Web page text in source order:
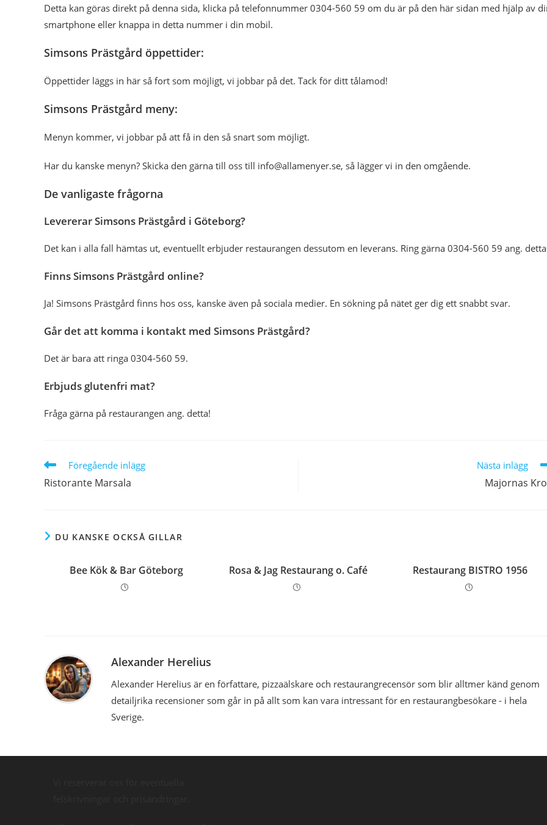
Detta kan göras direkt på denna sida, klicka på telefonnummer 0304-560 59 om du är på den här sidan med hjälp av
smartphone eller knappa in detta nummer i din mobil.
Simsons Prästgård öppettider:
Öppettider läggs in här så fort som möjligt, vi jobbar på det. Tack för ditt tålamod!
Simsons Prästgård meny:
Menyn kommer, vi jobbar på att få in den så snart som möjligt.
Har du kanske menyn? Skicka den gärna till oss till info@allamenyer.se, så lägger vi in den omgående.
De vanligaste frågorna
Levererar Simsons Prästgård i Göteborg?
Det kan i alla fall hämtas ut, eventuellt erbjuder restaurangen dessutom en leverans. Ring gärna 0304-560 59 ang.
Finns Simsons Prästgård online?
Ja! Simsons Prästgård finns hos oss, kanske även på sociala medier. En sökning på nätet ger dig ett snabbt svar.
Går det att komma i kontakt med Simsons Prästgård?
Det är bara att ringa 0304-560 59.
Erbjuds glutenfri mat?
Fråga gärna på restaurangen ang. detta!
Läs
artiklar
Föregående inlägg
Ristorante Marsala
Nästa inlägg
Majornas
DU KANSKE OCKSÅ GILLAR
Bee Kök & Bar Göteborg Rosa & Jag Restaurang o. Café Restaurang BISTRO 1956
Alexander Herelius
Alexander Herelius är en författare, pizzaälskare och restaurangrecensör som blir alltmer känd genom
detailjrika recensioner som går in på allt som kan vara intressant för en restaurangbesökare - i hela
Sverige.